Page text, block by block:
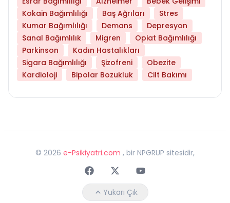
Kokain Bağımlılığı
Baş Ağrıları
Stres
Kumar Bağımlılığı
Demans
Depresyon
Sanal Bağımlılık
Migren
Opiat Bağımlılığı
Parkinson
Kadın Hastalıkları
Sigara Bağımlılığı
Şizofreni
Obezite
Kardioloji
Bipolar Bozukluk Cilt Bakımı
© 2026 e-Psikiyatri.com , bir NPGRUP sitesidir,
FaceebokTwitterYoutube
Yukarı Çık